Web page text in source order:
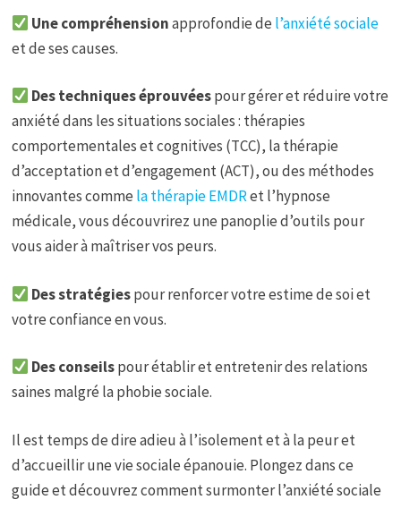
Une compréhensionapprofondie de l’anxiété sociale
et de ses causes.
Des techniques éprouvéespour gérer et réduire votre
anxiété dans les situations sociales : thérapies
comportementales et cognitives (TCC), la thérapie
d’acceptation et d’engagement (ACT), ou des méthodes
innovantes comme la thérapie EMDRet l’hypnose
médicale, vous découvrirez une panoplie d’outils pour
vous aider à maîtriser vos peurs.
Des stratégiespour renforcer votre estime de soi et
votre confiance en vous.
Des conseilspour établir et entretenir des relations
saines malgré la phobie sociale.
Il est temps de dire adieu à l’isolement et à la peur et
d’accueillir une vie sociale épanouie. Plongez dans ce
guide et découvrez comment surmonter l’anxiété sociale